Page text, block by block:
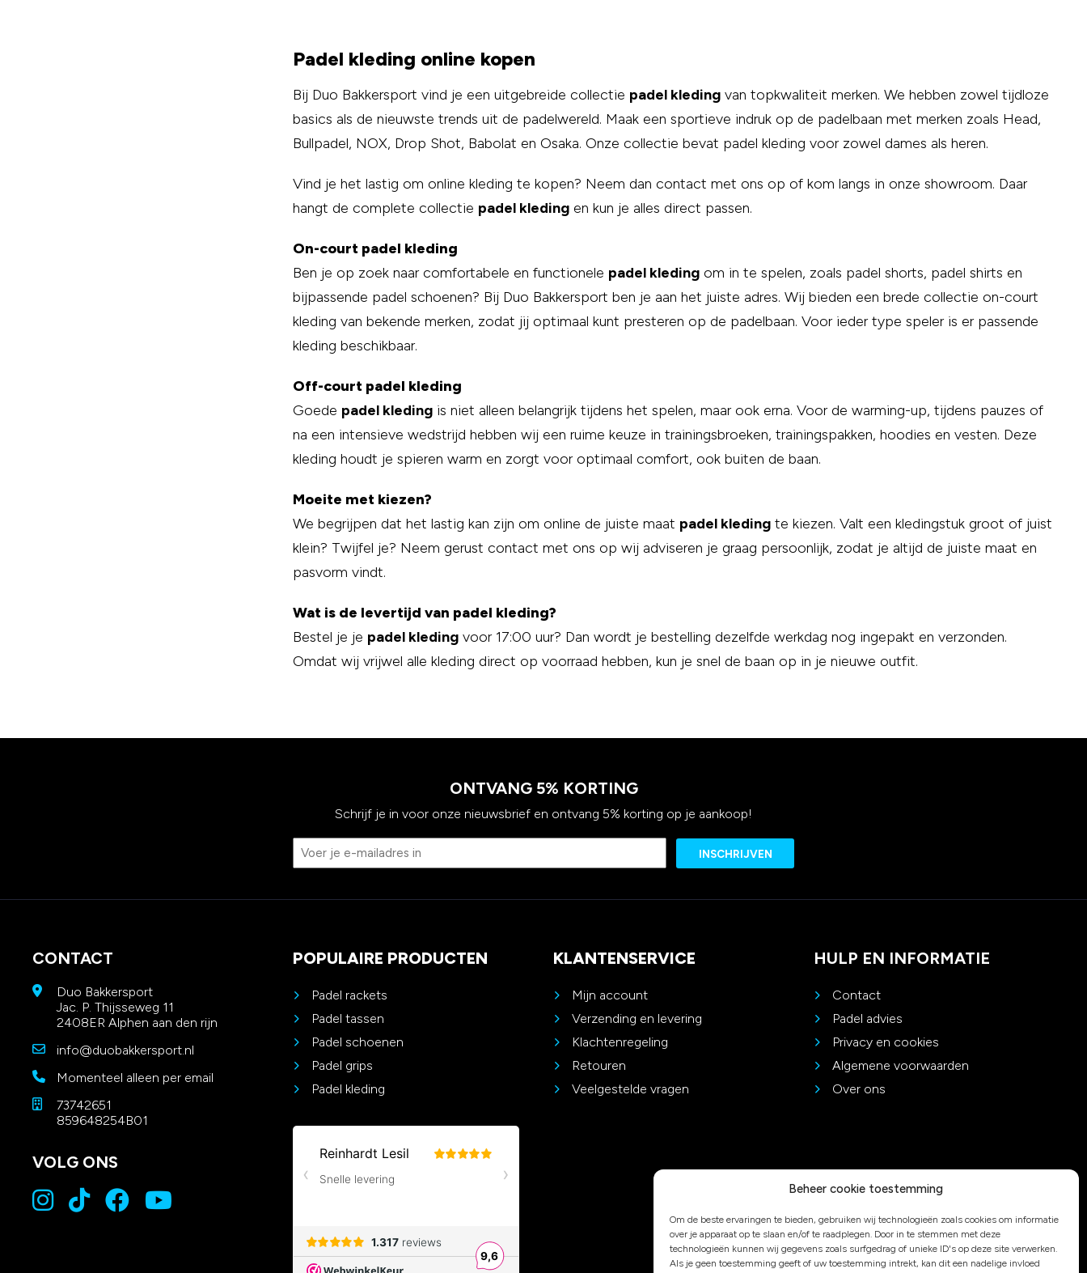
Beheer cookie toestemming
Om de beste ervaringen te bieden, gebruiken wij technologieën zoals cookies om informatie
over je apparaat op te slaan en/of te raadplegen. Door in te stemmen met deze
technologieën kunnen wij gegevens zoals surfgedrag of unieke ID's op deze site verwerken.
Als je geen toestemming geeft of uw toestemming intrekt, kan dit een nadelige invloed
Padel kleding online kopen
Bij Duo Bakkersport vind je een uitgebreide collectie padel kleding van topkwaliteit merken. We hebben zowel tijdloze
basics als de nieuwste trends uit de padelwereld. Maak een sportieve indruk op de padelbaan met merken zoals Head,
Bullpadel, NOX, Drop Shot, Babolat en Osaka. Onze collectie bevat padel kleding voor zowel dames als heren.
Vind je het lastig om online kleding te kopen? Neem dan contact met ons op of kom langs in onze showroom. Daar
hangt de complete collectie padel kleding en kun je alles direct passen.
On-court padel kleding
Ben je op zoek naar comfortabele en functionele padel kleding om in te spelen, zoals padel shorts, padel shirts en
bijpassende padel schoenen? Bij Duo Bakkersport ben je aan het juiste adres. Wij bieden een brede collectie on-court
kleding van bekende merken, zodat jij optimaal kunt presteren op de padelbaan. Voor ieder type speler is er passende
kleding beschikbaar.
Off-court padel kleding
Goede padel kleding is niet alleen belangrijk tijdens het spelen, maar ook erna. Voor de warming-up, tijdens pauzes of
na een intensieve wedstrijd hebben wij een ruime keuze in trainingsbroeken, trainingspakken, hoodies en vesten. Deze
kleding houdt je spieren warm en zorgt voor optimaal comfort, ook buiten de baan.
Moeite met kiezen?
We begrijpen dat het lastig kan zijn om online de juiste maat padel kleding te kiezen. Valt een kledingstuk groot of juist
klein? Twijfel je? Neem gerust contact met ons op wij adviseren je graag persoonlijk, zodat je altijd de juiste maat en
pasvorm vindt.
Wat is de levertijd van padel kleding?
Bestel je je padel kleding voor 17:00 uur? Dan wordt je bestelling dezelfde werkdag nog ingepakt en verzonden.
Omdat wij vrijwel alle kleding direct op voorraad hebben, kun je snel de baan op in je nieuwe outfit.
ONTVANG 5% KORTING
Schrijf je in voor onze nieuwsbrief en ontvang 5% korting op je aankoop!
CONTACT
Duo Bakkersport
Jac. P. Thijsseweg 11
2408ER Alphen aan den rijn
info@duobakkersport.nl
Momenteel alleen per email
73742651
859648254B01
VOLG ONS
POPULAIRE PRODUCTEN
Padel rackets
Padel tassen
Padel schoenen
Padel grips
Padel kleding
KLANTENSERVICE
Mijn account
Verzending en levering
Klachtenregeling
Retouren
Veelgestelde vragen
HULP EN INFORMATIE
Contact
Padel advies
Privacy en cookies
Algemene voorwaarden
Over ons